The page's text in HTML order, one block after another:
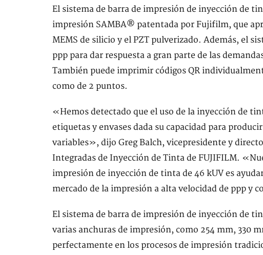
El sistema de barra de impresión de inyección de
impresión SAMBA® patentada por Fujifilm, que
MEMS de silicio y el PZT pulverizado. Además, el
ppp para dar respuesta a gran parte de las
También puede imprimir códigos QR
como de 2 puntos.
«Hemos detectado que el uso de la inyección de
etiquetas y envases dada su capacidad para
variables», dijo Greg Balch, vicepresidente y
Integradas de Inyección de Tinta de FUJIFILM.
impresión de inyección de tinta de 46 kUV es
mercado de la impresión a alta velocidad de ppp y
El sistema de barra de impresión de inyección de
varias anchuras de impresión, como 254 mm, 330
perfectamente en los procesos de impresión